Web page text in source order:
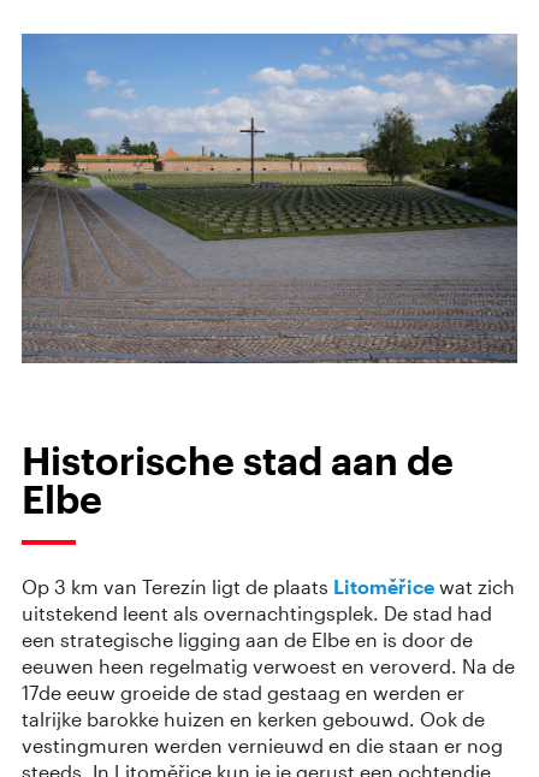
Historische stad aan de
Elbe
Op 3 km van Terezín ligt de plaats Litoměřice wat zich
uitstekend leent als overnachtingsplek. De stad had
een strategische ligging aan de Elbe en is door de
eeuwen heen regelmatig verwoest en veroverd. Na de
17de eeuw groeide de stad gestaag en werden er
talrijke barokke huizen en kerken gebouwd. Ook de
vestingmuren werden vernieuwd en die staan er nog
steeds. In Litoměřice kun je je gerust een ochtendje